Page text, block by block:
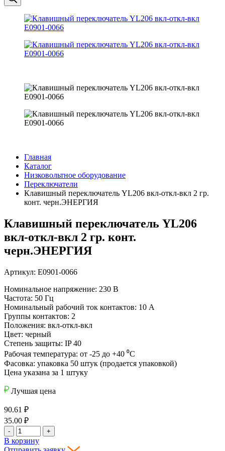
Главная
Каталог
Низковольтное оборудование
Переключатели
Клавишный переключатель YL206 вкл-откл-вкл 2 гр.
конт. черн.ЭНЕРГИЯ
Клавишный переключатель YL206
вкл-откл-вкл 2 гр. конт.
черн.ЭНЕРГИЯ
Артикул: Е0901-0066
Номинальное напряжение: 230 В
Частота: 50 Гц
Номинальный рабочий ток контактов: 10 А
Группы контактов: 2
Положения: вкл-откл-вкл
Цвет: черный
Степень защиты: IP 40
Рабочая температура: от -25 до +40 ⁰С
Фасовка: упаковка 50 штук (продается упаковкой)
Цена указана за 1 штуку
Лучшая цена
90.61 ₽
35.00 ₽
- +
В корзину